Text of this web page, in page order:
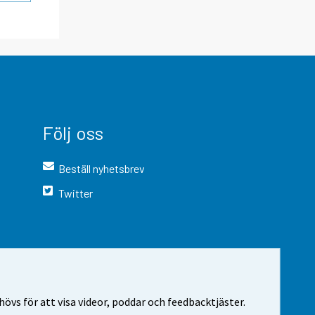
för att visa videor, poddar och feedbacktjäster.
Följ oss
Beställ nyhetsbrev
Twitter